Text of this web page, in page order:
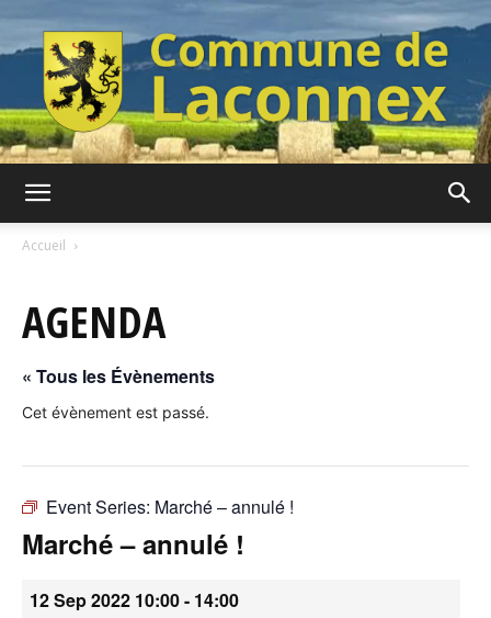
Laconnex
Canton
Accueil
AGENDA
« Tous les Évènements
Cet évènement est passé.
Event Series: Marché – annulé !
Marché – annulé !
12 Sep 2022 10:00- 14:00